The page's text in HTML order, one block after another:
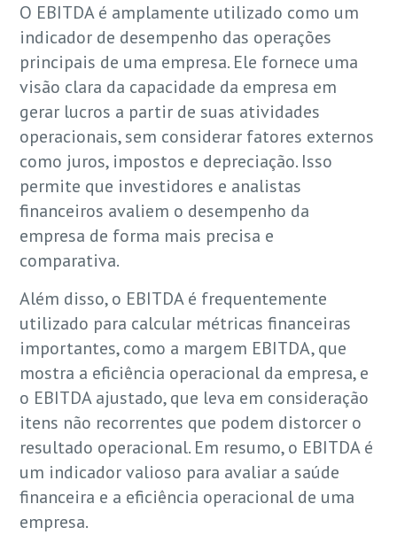
O EBITDA é amplamente utilizado como um
indicador de desempenho das operações
principais de uma empresa. Ele fornece uma
visão clara da capacidade da empresa em
gerar lucros a partir de suas atividades
operacionais, sem considerar fatores externos
como juros, impostos e depreciação. Isso
permite que investidores e analistas
financeiros avaliem o desempenho da
empresa de forma mais precisa e
comparativa.
Além disso, o EBITDA é frequentemente
utilizado para calcular métricas financeiras
importantes, como a margem EBITDA, que
mostra a eficiência operacional da empresa, e
o EBITDA ajustado, que leva em consideração
itens não recorrentes que podem distorcer o
resultado operacional. Em resumo, o EBITDA é
um indicador valioso para avaliar a saúde
financeira e a eficiência operacional de uma
empresa.